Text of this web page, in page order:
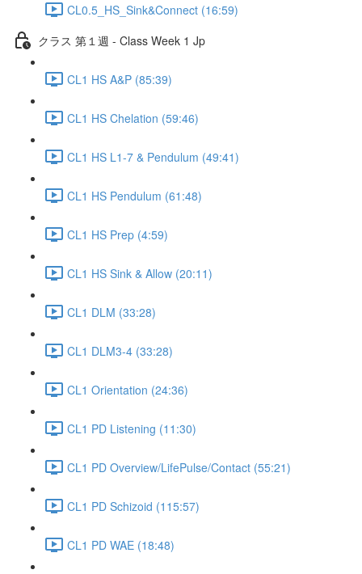
CL0.5_HS_Sink&Connect (16:59)
クラス 第１週 - Class Week 1 Jp
CL1 HS A&P (85:39)
CL1 HS Chelation (59:46)
CL1 HS L1-7 & Pendulum (49:41)
CL1 HS Pendulum (61:48)
CL1 HS Prep (4:59)
CL1 HS Sink & Allow (20:11)
CL1 DLM (33:28)
CL1 DLM3-4 (33:28)
CL1 Orientation (24:36)
CL1 PD Listening (11:30)
CL1 PD Overview/LifePulse/Contact (55:21)
CL1 PD Schizoid (115:57)
CL1 PD WAE (18:48)